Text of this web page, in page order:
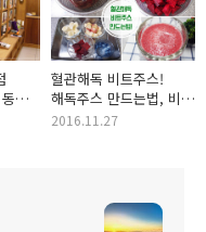
네
혈관해독 비트주스!
해독주스 만드는법, 비트
효과, 보관법 공개!
2016.11.27